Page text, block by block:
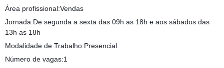
Área profissional:Vendas
Jornada:De segunda a sexta das 09h as 18h e aos sábados das
13h as 18h
Modalidade de Trabalho:Presencial
Número de vagas:1